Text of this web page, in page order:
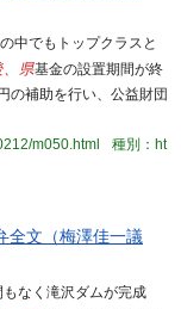
中でもトップクラスと
、県基金の設置期間が終
の補助を行い、公益財団
m050.html
種別：ht
全文（梅澤佳一議
なく滝沢ダムが完成